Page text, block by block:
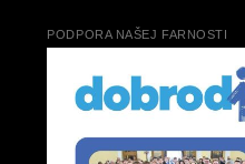
PODPORA NAŠEJ FARNOSTI